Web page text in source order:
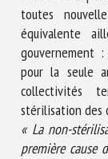
toutes
équivalente
gouvernement
pour la seule
collectivités
stérilisation des
« La non-
première cause